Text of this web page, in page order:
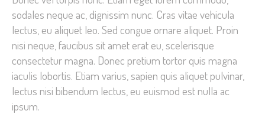
sodales neque ac, dignissim nunc. Cras vitae vehicula
lectus, eu aliquet leo. Sed congue ornare aliquet. Proin
nisi neque, faucibus sit amet erat eu, scelerisque
consectetur magna. Donec pretium tortor quis magna
iaculis lobortis. Etiam varius, sapien quis aliquet pulvinar,
lectus nisi bibendum lectus, eu euismod est nulla ac
ipsum.